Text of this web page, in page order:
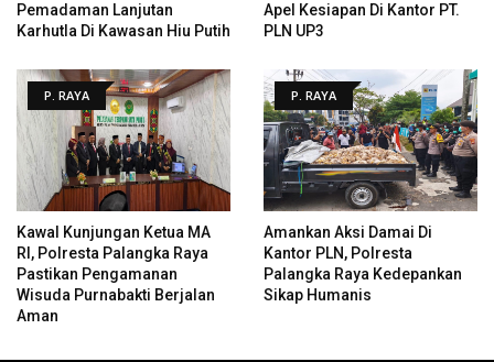
Pemadaman Lanjutan
Karhutla Di Kawasan Hiu Putih
Apel Kesiapan Di Kantor PT.
PLN UP3
P. RAYA
Kawal Kunjungan Ketua MA
RI, Polresta Palangka Raya
Pastikan Pengamanan
Wisuda Purnabakti Berjalan
Aman
P. RAYA
Amankan Aksi Damai Di
Kantor PLN, Polresta
Palangka Raya Kedepankan
Sikap Humanis